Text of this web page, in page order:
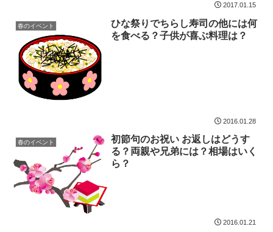
2017.01.15
春のイベント
ひな祭りでちらし寿司の他には何
を食べる？子供が喜ぶ料理は？
2016.01.28
春のイベント
初節句のお祝い お返しはどうす
る？両親や兄弟には？相場はいく
ら？
2016.01.21